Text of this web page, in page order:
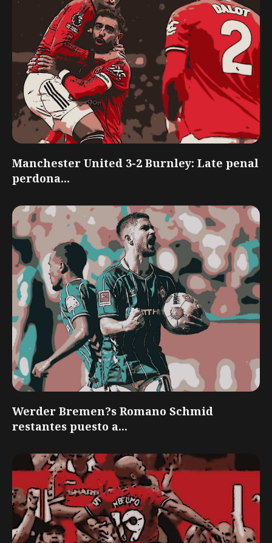
Manchester United 3-2 Burnley: Late penal
perdona...
Werder Bremen?s Romano Schmid
restantes puesto a...